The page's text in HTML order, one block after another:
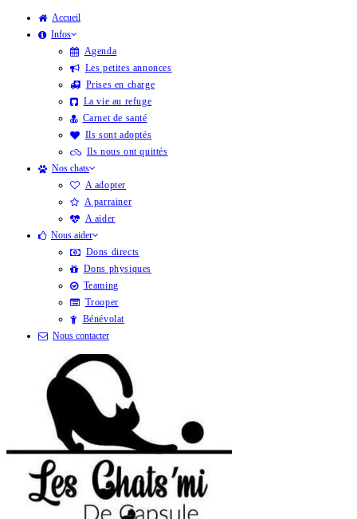
Skip
Accueil
Infos
Agenda
Les petites annonces
Prises en charge
La vie au refuge
Carnet de santé
Ils sont adoptés
Ils nous ont quittés
Nos chats
A adopter
A parrainer
A aider
Nous aider
Dons directs
Dons physiques
Teaming
Trooper
Bénévolat
Nous contacter